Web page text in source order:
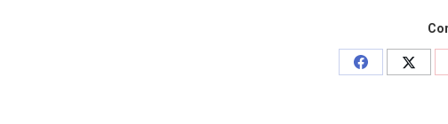
Share
Share